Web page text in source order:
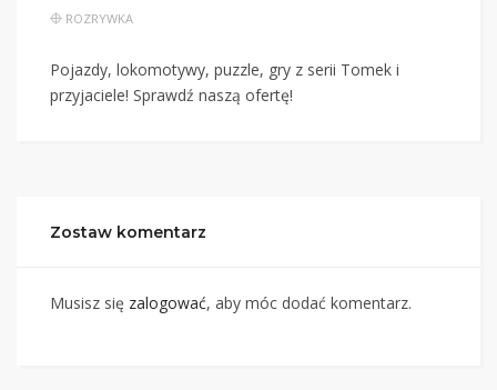
ROZRYWKA
Pojazdy, lokomotywy, puzzle, gry z serii Tomek i
przyjaciele! Sprawdź naszą ofertę!
Zostaw komentarz
Musisz się zalogować, aby móc dodać komentarz.